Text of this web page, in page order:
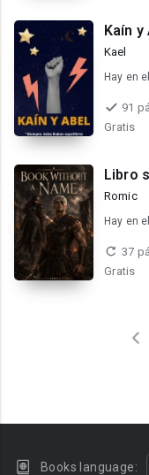
Kaín y
Kael
Hay en
91
Gratis
Libro
Romic
Hay en
37
Gratis
Books language: